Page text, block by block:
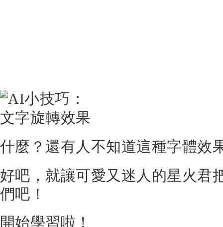
什麼？還有人不知道這種字體效
好吧，就讓可愛又迷人的星火君
們吧！
開始學習啦！